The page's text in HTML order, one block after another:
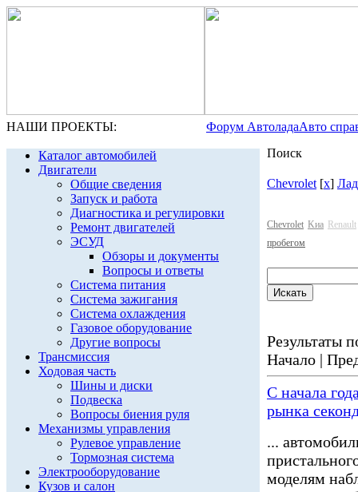
НАШИ ПРОЕКТЫ: Форум АвтоладаАвто
Каталог автомобилей
Двигатели
Общие сведения
Запуск и работа
Диагностика и регулировки
Ремонт двигателей
ЭСУД
Обзоры и документы
Вопросы и ответы
Система питания
Система зажигания
Система охлаждения
Газовое оборудование
Другие вопросы
Трансмиссия
Ходовая часть
Шины и диски
Подвеска
Вопросы биения руля
Механизмы управления
Рулевое управление
Тормозная система
Электрооборудование
Кузов и салон
Поиск
Chevrolet [x]
Chevrolet Kиа Renault
пробегом
Результаты
Начало |
С начала
рынка
...
моделям